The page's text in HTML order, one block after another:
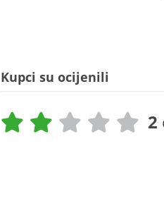
Kupci su ocijenili
2